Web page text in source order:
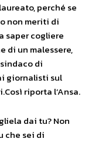
perché se
non meriti di
saper cogliere
di un malessere,
di
giornalisti sul
riporta l’Ansa.
dai tu? Non
che sei di